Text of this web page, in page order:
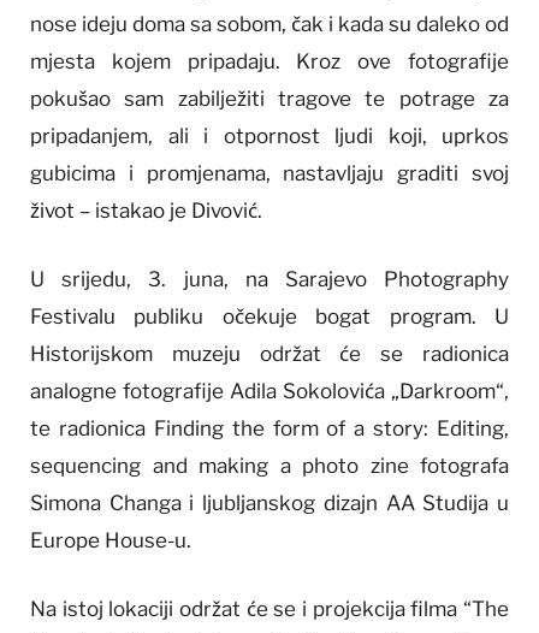
nose ideju doma sa sobom, čak i kada su daleko od
mjesta kojem pripadaju. Kroz ove fotografije
pokušao sam zabilježiti tragove te potrage za
pripadanjem, ali i otpornost ljudi koji, uprkos
gubicima i promjenama, nastavljaju graditi svoj
život – istakao je Divović.
U srijedu, 3. juna, na Sarajevo Photography
Festivalu publiku očekuje bogat program. U
Historijskom muzeju održat će se radionica
analogne fotografije Adila Sokolovića „Darkroom“,
te radionica Finding the form of a story: Editing,
sequencing and making a photo zine fotografa
Simona Changa i ljubljanskog dizajn AA Studija u
Europe House-u.
Na istoj lokaciji održat će se i projekcija filma “The